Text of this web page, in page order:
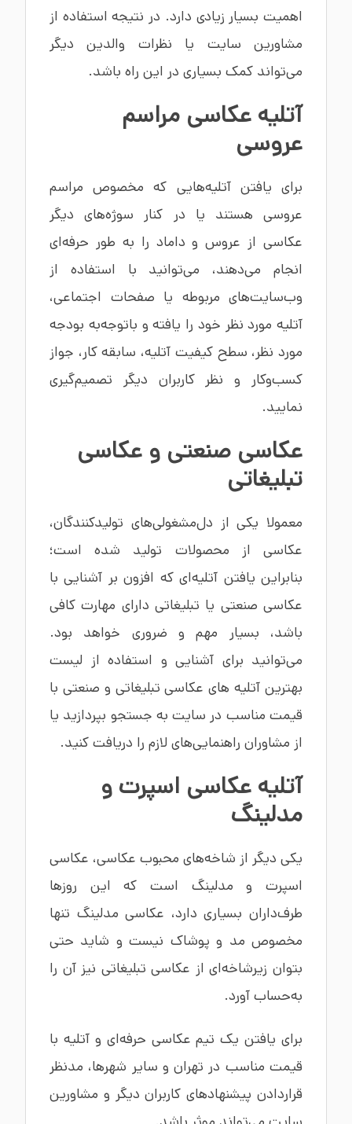
اهمیت بسیار زیادی دارد. در نتیجه استفاده از
مشاورین سایت یا نظرات والدین دیگر
می‌تواند کمک بسیاری در این راه باشد.
آتلیه عکاسی مراسم
عروسی
برای یافتن آتلیه‌هایی که مخصوص مراسم
عروسی هستند یا در کنار سوژه‌های دیگر
عکاسی از عروس و داماد را به طور حرفه‌ای
انجام می‌دهند، می‌توانید با استفاده از
وب‌سایت‌های مربوطه یا صفحات اجتماعی،
آتلیه مورد نظر خود را یافته و باتوجه‌به بودجه
مورد نظر، سطح کیفیت آتلیه، سابقه کار، جواز
کسب‌وکار و نظر کاربران دیگر تصمیم‌گیری
نمایید.
عکاسی صنعتی و عکاسی
تبلیغاتی
معمولا یکی از دل‌مشغولی‌های تولیدکنندگان،
عکاسی از محصولات تولید شده است؛
بنابراین یافتن آتلیه‌ای که افزون بر آشنایی با
عکاسی صنعتی یا تبلیغاتی دارای مهارت کافی
باشد، بسیار مهم و ضروری خواهد بود.
می‌توانید برای آشنایی و استفاده از لیست
بهترین آتلیه های عکاسی تبلیغاتی و صنعتی با
قیمت مناسب در سایت به جستجو بپردازید یا
از مشاوران راهنمایی‌های لازم را دریافت کنید.
آتلیه عکاسی اسپرت و
مدلینگ
یکی دیگر از شاخه‌های محبوب عکاسی، عکاسی
اسپرت و مدلینگ است که این روزها
طرف‌داران بسیاری دارد، عکاسی مدلینگ تنها
مخصوص مد و پوشاک نیست و شاید حتی
بتوان زیرشاخه‌ای از عکاسی تبلیغاتی نیز آن را
به‌حساب آورد.
برای یافتن یک تیم عکاسی حرفه‌ای و آتلیه با
قیمت مناسب در تهران و سایر شهرها، مدنظر
قراردادن پیشنهادهای کاربران دیگر و مشاورین